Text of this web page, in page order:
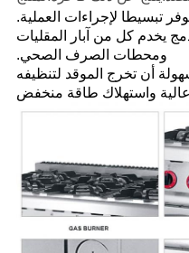
تبسيطا لإجراءات العملية.
يخدم كل من آبار المقليات
ومحطات الصرف الصحي.
أن تخرج الموقد لتنظيفه
واستهلاك طاقة منخفض